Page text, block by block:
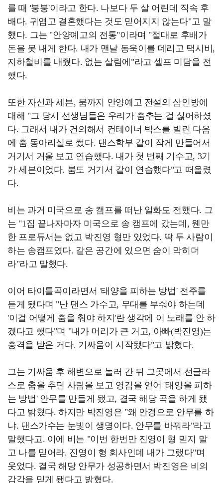
를 때 '붕붕'이라고 한다. 나보다 두 살 어린데 직속 후
배다. 귀엽고 결혼했다는 것도 믿어지지 않는다"고 말
했다. 그는 "안양예고의 전통"이라며 "절대로 후배가
돈을 못 내게 한다. 내가 맨날 동욱이를 데리고 택시비,
지하철비를 내줬다. 없는 살림에"라고 셀프 미담을 전
했다.
또한 자신과 세븐, 붐까지 안양예고 전설의 삼인방에
대해 "그 당시 선생님들은 우리가 춤추는 걸 싫어하셨
다. 그래서 내가 건의해서 컨테이너 박스를 빌린 다음
에 춤 동아리실로 썼다. 댄스학부 같이 작게 만들어서
거기서 거울 보고 연습했다. 내가 첫 번째 기수고, 3기
가 세븐이었다. 붐도 거기서 같이 연습했다"고 떠올렸
다.
비는 과거 미국으로 송 캠프를 떠난 일화도 전했다. 그
는 "1집 끝나자마자 미국으로 송 캠프에 갔는데, 웬만
한 프로듀서는 없고 박진영 형만 있었다. 딱 두 사람이
하는 송캠프였다. 같은 공간에 있으면 숨이 막히더
라"라고 말했다.
이어 타이틀곡이라면서 '태양을 피하는 방법' 전주를
듣게 됐다며 "난 댄스 가수고, 무대를 부숴야 하는데
'이걸 어떻게 춤을 춰야 하지'란 생각에 이 노래를 안 하
겠다고 했다"며 "내가 머리가 큰 거고, 아빠(박진영)는
충격을 받은 거다. 기싸움이 시작됐다"고 밝혔다.
그는 기싸움 후 해변으로 놀러 간 뒤 그곳에서 선글라
스로 춤을 추던 사람을 보고 영감을 얻어 '태양을 피하
는 방법' 안무를 만들게 됐고, 결국 해당 곡을 하게 됐
다고 밝혔다. 하지만 박진영은 "왜 안경으로 안무를 하
냐. 댄스가수는 눈빛이 생명이다. 안무를 바꿔라"라고
말했다고. 이에 비는 "이번 한번만 진영이 형 믿지 말
고 나를 믿어라. 진영이 형 회사인데 내가 그랬다"며
웃었다. 결국 해당 안무가 성공하면서 박진영은 비의
감각을 믿게 됐다고 밝혔다.